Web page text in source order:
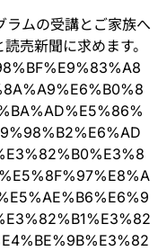
ラムの受講とご家族へ
売新聞に求めます。
8